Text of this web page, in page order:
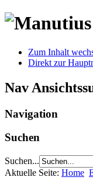
Zum Inhalt
Direkt zur
Nav
Navigation
Suchen
Suchen...
Aktuelle Seite: Home